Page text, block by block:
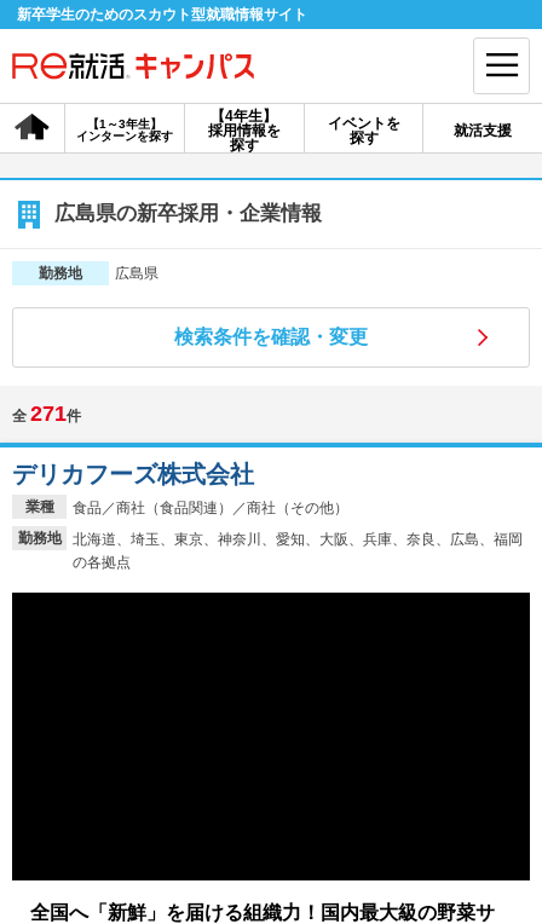
新卒学生のためのスカウト型就職情報サイト
【4年生】
採用情報を
探す
【1～3年生】
インターンを探す
イベントを
探す
就活支援
会員登録 ログイン
会員ID・パスワードを忘れた方はこちら
探す
【4年生】
【1～3年生】
イベントを探す スカウト お知らせ
就活ノウハウ・サポート
広島県の新卒採用・企業情報
勤務地 広島県
検索条件を確認・変更
全 271件
業種
食品／商社（食品関連）／商社（その他）
勤務地
北海道、埼玉、東京、神奈川、愛知、大阪、兵庫、奈良、広島、福岡
の各拠点
デリカフーズ株式会社
全国へ「新鮮」を届ける組織力！国内最大級の野菜サ